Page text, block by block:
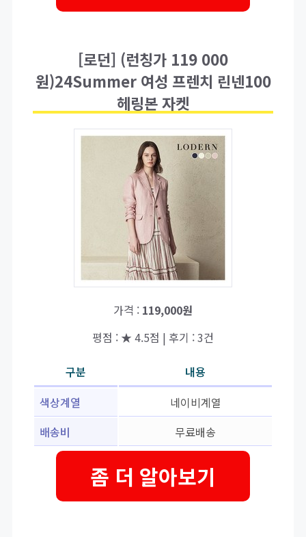
[로던] (런칭가 119 000
원)24Summer 여성 프렌치 린넨100
헤링본 자켓
가격 : 119,000원
평점 : ★ 4.5점 | 후기 : 3건
구분
내용
색상계열
네이비계열
배송비
무료배송
좀 더 알아보기